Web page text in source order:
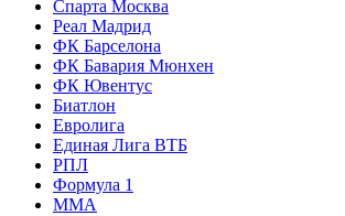
Спарта Москва
Реал Мадрид
ФК Барселона
ФК Бавария Мюнхен
ФК Ювентус
Биатлон
Евролига
Единая Лига ВТБ
РПЛ
Формула 1
MMA